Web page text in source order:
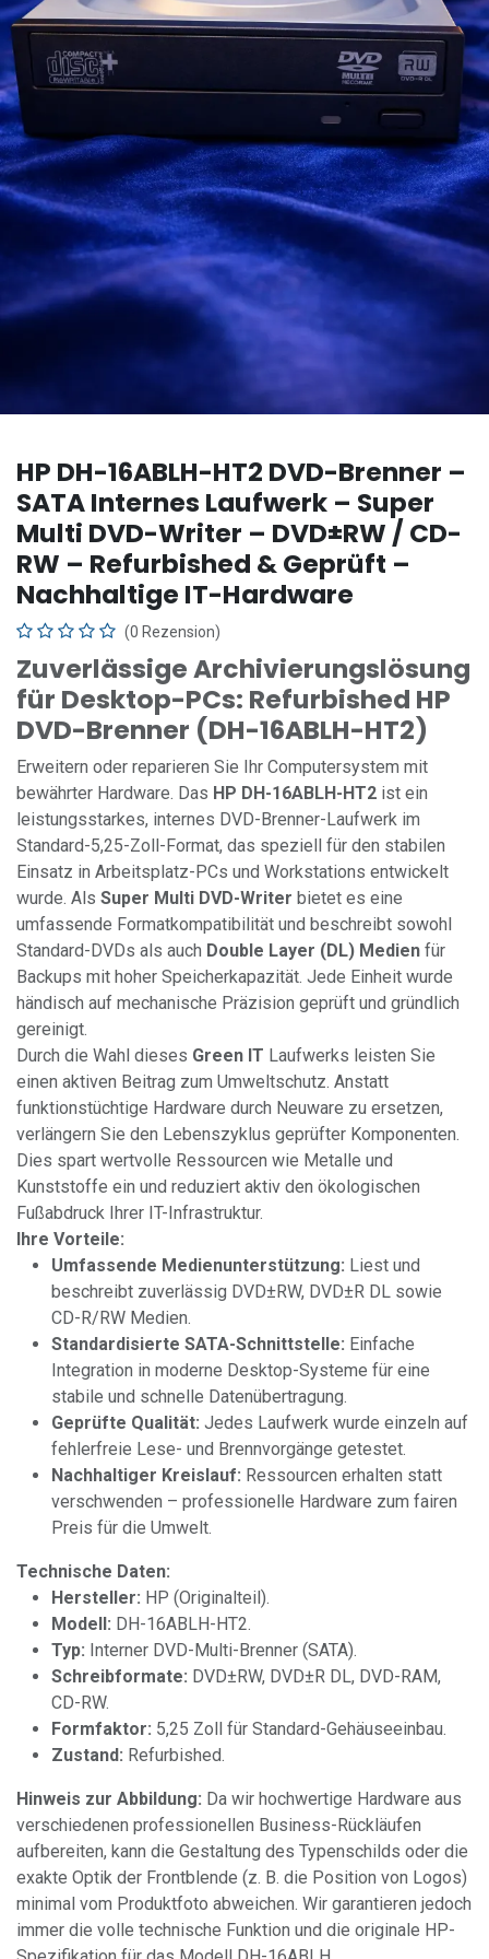
HP DH-16ABLH-HT2 DVD-Brenner –
SATA Internes Laufwerk – Super
Multi DVD-Writer – DVD±RW / CD-
RW – Refurbished & Geprüft –
Nachhaltige IT-Hardware
(0 Rezension)
Zuverlässige Archivierungslösung
für Desktop-PCs: Refurbished HP
DVD-Brenner (DH-16ABLH-HT2)
Erweitern oder reparieren Sie Ihr Computersystem mit
bewährter Hardware. Das HP DH-16ABLH-HT2 ist ein
leistungsstarkes, internes DVD-Brenner-Laufwerk im
Standard-5,25-Zoll-Format, das speziell für den stabilen
Einsatz in Arbeitsplatz-PCs und Workstations entwickelt
wurde. Als Super Multi DVD-Writer bietet es eine
umfassende Formatkompatibilität und beschreibt sowohl
Standard-DVDs als auch Double Layer (DL) Medien für
Backups mit hoher Speicherkapazität. Jede Einheit wurde
händisch auf mechanische Präzision geprüft und gründlich
gereinigt.
Durch die Wahl dieses Green IT Laufwerks leisten Sie
einen aktiven Beitrag zum Umweltschutz. Anstatt
funktionstüchtige Hardware durch Neuware zu ersetzen,
verlängern Sie den Lebenszyklus geprüfter Komponenten.
Dies spart wertvolle Ressourcen wie Metalle und
Kunststoffe ein und reduziert aktiv den ökologischen
Fußabdruck Ihrer IT-Infrastruktur.
Ihre Vorteile:
Umfassende Medienunterstützung: Liest und
beschreibt zuverlässig DVD±RW, DVD±R DL sowie
CD-R/RW Medien.
Standardisierte SATA-Schnittstelle: Einfache
Integration in moderne Desktop-Systeme für eine
stabile und schnelle Datenübertragung.
Geprüfte Qualität: Jedes Laufwerk wurde einzeln auf
fehlerfreie Lese- und Brennvorgänge getestet.
Nachhaltiger Kreislauf: Ressourcen erhalten statt
verschwenden – professionelle Hardware zum fairen
Preis für die Umwelt.
Technische Daten:
Hersteller: HP (Originalteil).
Modell: DH-16ABLH-HT2.
Typ: Interner DVD-Multi-Brenner (SATA).
Schreibformate: DVD±RW, DVD±R DL, DVD-RAM,
CD-RW.
Formfaktor: 5,25 Zoll für Standard-Gehäuseeinbau.
Zustand: Refurbished.
Hinweis zur Abbildung: Da wir hochwertige Hardware aus
verschiedenen professionellen Business-Rückläufen
aufbereiten, kann die Gestaltung des Typenschilds oder die
exakte Optik der Frontblende (z. B. die Position von Logos)
minimal vom Produktfoto abweichen. Wir garantieren jedoch
immer die volle technische Funktion und die originale HP-